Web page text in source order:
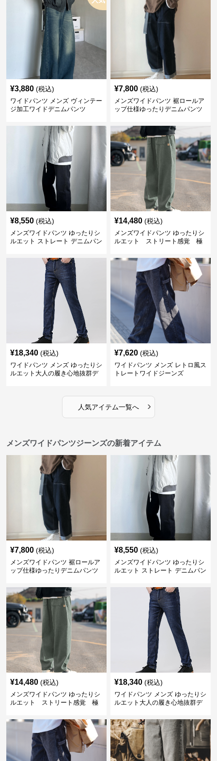
¥3,880 (税込)
ワイドパンツ メンズ ヴィンテー
ジ加工ワイドデニムパンツ
¥7,800 (税込)
メンズワイドパンツ 裾ロールア
ップ仕様ゆったりデニムパンツ
¥8,550 (税込)
メンズワイドパンツ ゆったりシ
ルエット ストレート デニムパン
¥14,480 (税込)
メンズワイドパンツ ゆったりシ
ルエット ストリート感覚 極
¥18,340 (税込)
ワイドパンツ メンズ ゆったりシ
ルエット大人の履き心地抜群デ
¥7,620 (税込)
ワイドパンツ メンズ レトロ風ス
トレートワイドジーンズ
人気アイテム一覧へ ›
メンズワイドパンツジーンズの新着アイテム
¥7,800 (税込)
メンズワイドパンツ 裾ロールア
ップ仕様ゆったりデニムパンツ
¥8,550 (税込)
メンズワイドパンツ ゆったりシ
ルエット ストレート デニムパン
¥14,480 (税込)
メンズワイドパンツ ゆったりシ
ルエット ストリート感覚 極
¥18,340 (税込)
ワイドパンツ メンズ ゆったりシ
ルエット大人の履き心地抜群デ